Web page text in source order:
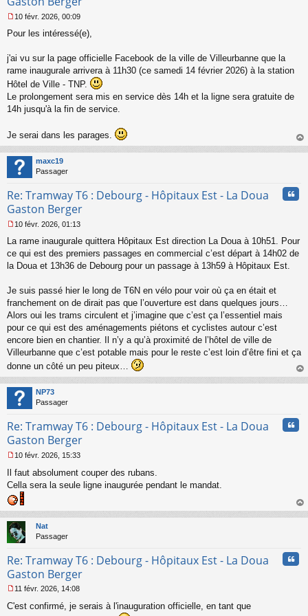
e
s
g
e
n
o
u
10 févr. 2026, 00:09
Pour les intéressé(e),
j'ai vu sur la page officielle Facebook de la ville de Villeurbanne que la
rame inaugurale arrivera à 11h30 (ce samedi 14 février 2026) à la station
Hôtel de Ville - TNP.
Le prolongement sera mis en service dès 14h et la ligne sera gratuite de
14h jusqu'à la fin de service.
Je serai dans les parages.
au
maxc19
Passager
Re: Tramway T6 : Debourg - Hôpitaux Est - La Doua
Gaston Berger
e
s
s
e
n
o
n
u
10 févr. 2026, 01:13
La rame inaugurale quittera Hôpitaux Est direction La Doua à 10h51. Pour
ce qui est des premiers passages en commercial c’est départ à 14h02 de
la Doua et 13h36 de Debourg pour un passage à 13h59 à Hôpitaux Est.
Je suis passé hier le long de T6N en vélo pour voir où ça en était et
franchement on de dirait pas que l’ouverture est dans quelques jours…
Alors oui les trams circulent et j’imagine que c’est ça l’essentiel mais
pour ce qui est des aménagements piétons et cyclistes autour c’est
encore bien en chantier. Il n’y a qu’à proximité de l’hôtel de ville de
Villeurbanne que c’est potable mais pour le reste c’est loin d’être fini et ça
donne un côté un peu piteux…
au
NP73
Passager
Re: Tramway T6 : Debourg - Hôpitaux Est - La Doua
Gaston Berger
e
s
a
e
n
o
l
u
10 févr. 2026, 15:33
Il faut absolument couper des rubans.
Cella sera la seule ligne inaugurée pendant le mandat.
au
Nat
Passager
Re: Tramway T6 : Debourg - Hôpitaux Est - La Doua
Gaston Berger
e
11 févr. 2026, 14:08
C'est confirmé, je serais à l'inauguration officielle, en tant que